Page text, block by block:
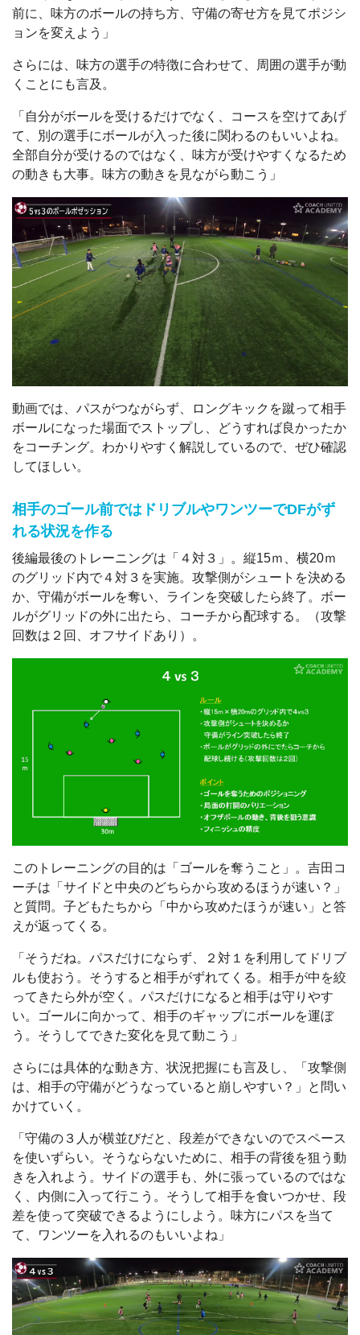
前に、味方のボールの持ち方、守備の寄せ方を見てポジシ
ョンを変えよう」
さらには、味方の選手の特徴に合わせて、周囲の選手が動
くことにも言及。
「自分がボールを受けるだけでなく、コースを空けてあげ
て、別の選手にボールが入った後に関わるのもいいよね。
全部自分が受けるのではなく、味方が受けやすくなるため
の動きも大事。味方の動きを見ながら動こう」
動画では、パスがつながらず、ロングキックを蹴って相手
ボールになった場面でストップし、どうすれば良かったか
をコーチング。わかりやすく解説しているので、ぜひ確認
してほしい。
相手のゴール前ではドリブルやワンツーでDFがず
れる状況を作る
後編最後のトレーニングは「４対３」。縦15ｍ、横20ｍ
のグリッド内で４対３を実施。攻撃側がシュートを決める
か、守備がボールを奪い、ラインを突破したら終了。ボー
ルがグリッドの外に出たら、コーチから配球する。（攻撃
回数は２回、オフサイドあり）。
このトレーニングの目的は「ゴールを奪うこと」。吉田コ
ーチは「サイドと中央のどちらから攻めるほうが速い？」
と質問。子どもたちから「中から攻めたほうが速い」と答
えが返ってくる。
「そうだね。パスだけにならず、２対１を利用してドリブ
ルも使おう。そうすると相手がずれてくる。相手が中を絞
ってきたら外が空く。パスだけになると相手は守りやす
い。ゴールに向かって、相手のギャップにボールを運ぼ
う。そうしてできた変化を見て動こう」
さらには具体的な動き方、状況把握にも言及し、「攻撃側
は、相手の守備がどうなっていると崩しやすい？」と問い
かけていく。
「守備の３人が横並びだと、段差ができないのでスペース
を使いずらい。そうならないために、相手の背後を狙う動
きを入れよう。サイドの選手も、外に張っているのではな
く、内側に入って行こう。そうして相手を食いつかせ、段
差を使って突破できるようにしよう。味方にパスを当て
て、ワンツーを入れるのもいいよね」